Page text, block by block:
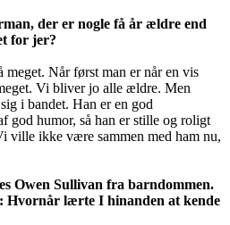
der er nogle få år ældre end
for jer?
meget. Når først man er når en vis
Vi bliver jo alle ældre. Men
i bandet. Han er en god
god humor, så han er stille og roligt
ville ikke være sammen med ham nu,
Owen Sullivan fra barndommen.
Hvornår lærte I hinanden at kende